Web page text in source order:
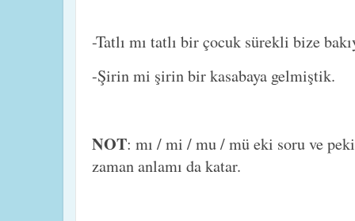
-Tatlı mı tatlı bir çocuk sürekli bize
-Şirin mi şirin bir kasabaya gelmiştik.
NOT: mı / mi / mu / mü eki soru ve
zaman anlamı da katar.